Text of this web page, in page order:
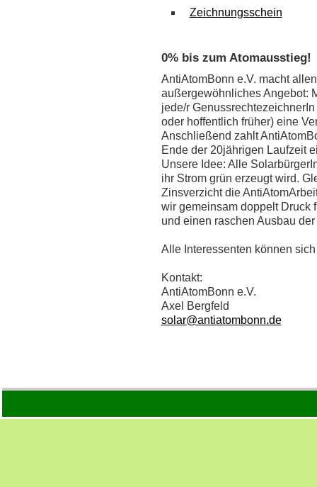
Zeichnungsschein
0% bis zum
AntiAtomBonn e.V. macht
außergewöhnliches Angebot:
jede/r
oder hoffentlich früher) eine
Anschließend zahlt
Ende der 20jährigen Laufzeit
Unsere Idee: Alle
ihr Strom grün erzeugt wird.
Zinsverzicht die
wir gemeinsam doppelt Druck
und einen raschen Ausbau
Alle Interessenten können
Kontakt:
AntiAtomBonn e.V.
Axel Bergfeld
solar@antiatombonn.de